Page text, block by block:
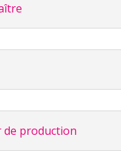
de production